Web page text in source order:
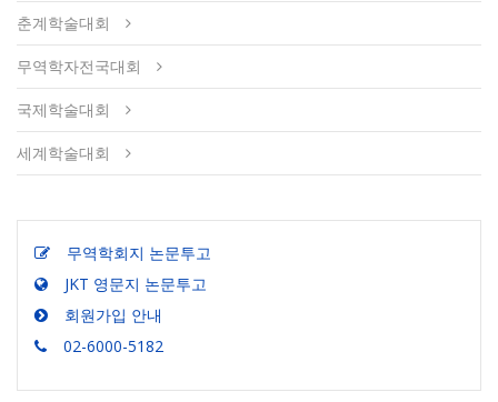
춘계학술대회
무역학자전국대회
국제학술대회
세계학술대회
무역학회지 논문투고
JKT 영문지 논문투고
회원가입 안내
02-6000-5182